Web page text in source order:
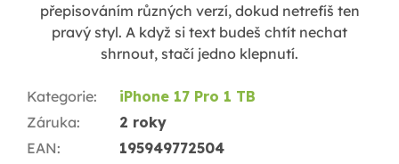
přepisováním různých verzí, dokud netrefíš ten
pravý styl. A když si text budeš chtít nechat
shrnout, stačí jedno klepnutí.
Kategorie:
iPhone 17 Pro 1 TB
Záruka:
2 roky
EAN:
195949772504